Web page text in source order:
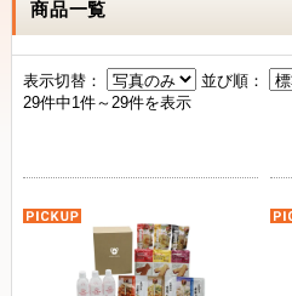
表示切替：
並び順：
29件中1件～29件を表示
商品一覧